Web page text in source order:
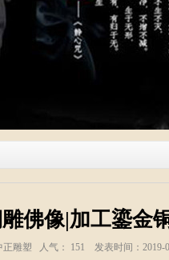
佛像|加工鎏金
正雕塑 人气： 151 发表时间：2019-